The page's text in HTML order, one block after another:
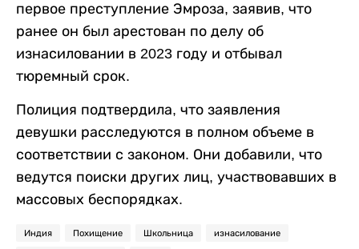
первое преступление Эмроза, заявив, что
ранее он был арестован по делу об
изнасиловании в 2023 году и отбывал
тюремный срок.
Полиция подтвердила, что заявления
девушки расследуются в полном объеме в
соответствии с законом. Они добавили, что
ведутся поиски других лиц, участвовавших в
массовых беспорядках.
Индия Похищение Школьница изнасилование